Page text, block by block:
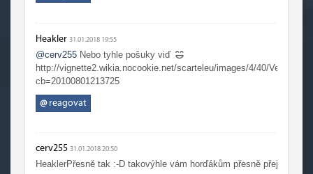
Heakler 31.01.2018 19:55
@cerv255 Nebo tyhle pošuky viď
http://vignette2.wikia.nocookie.net/scarteleu/images/4/40/
cb=20100801213725
@reagovat
cerv255 31.01.2018 20:50
HeaklerPřesně tak :-D takovýhle vám horďákům přesně přeji :-D